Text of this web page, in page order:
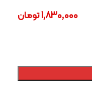
1,830,000تومان